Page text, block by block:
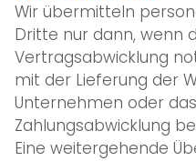
Wir übermitteln
Dritte nur dann, wenn
Vertragsabwicklung
mit der Lieferung der
Unternehmen oder
Zahlungsabwicklung
Eine weitergehende